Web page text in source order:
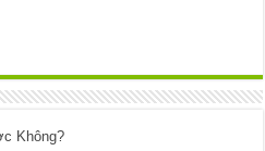
Không?